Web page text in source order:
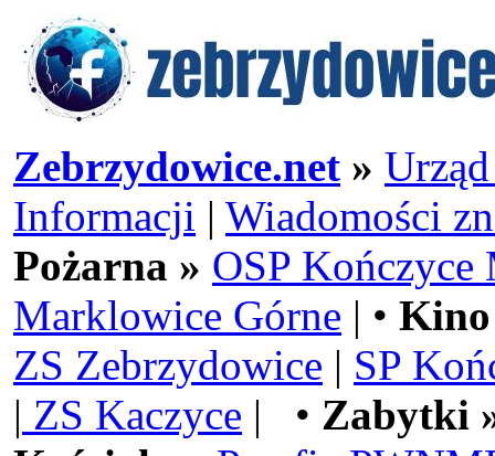
Zebrzydowice.net »
Informacji | Wiadomości
Pożarna » OSP Kończyce
Marklowice Górne | •
ZS Zebrzydowice | SP
| ZS Kaczyce | • Zabytki